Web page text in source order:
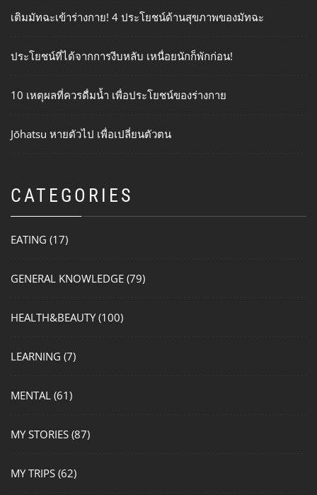
เติมมัทฉะเข้าร่างกาย! 4 ประโยชน์ด้านสุขภาพของมัทฉะ
ประโยชน์ที่ได้จากการงีบหลับ เหนื่อยนักก็พักก่อน!
10 เหตุผลที่ควรดื่มน้ำ เพื่อประโยชน์ของร่างกาย
Jōhatsu หายตัวไป เพื่อเปลี่ยนตัวตน
CATEGORIES
EATING (17)
GENERAL KNOWLEDGE (79)
HEALTH&BEAUTY(100)
LEARNING (7)
MENTAL (61)
MY STORIES (87)
MY TRIPS (62)